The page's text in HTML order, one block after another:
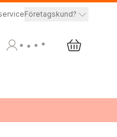
Företagskund?